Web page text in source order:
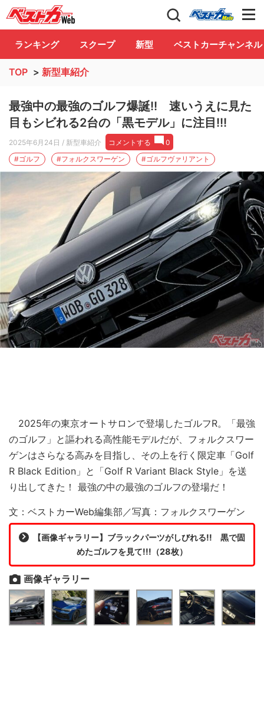
自動車情報誌「ベストカー」 Club
ランキング スクープ 新型 ベストカーチャンネル
TOP > 新型車紹介
最強中の最強のゴルフ爆誕!! 速いうえに見た
目もシビれる2台の「黒モデル」に注目!!!
2025年6月24日 / 新型車紹介 コメントする
0
#ゴルフ
#フォルクスワーゲン #ゴルフヴァリアント
2025年の東京オートサロンで登場したゴルフR。「最強
のゴルフ」と謳われる高性能モデルだが、フォルクスワー
ゲンはさらなる高みを目指し、その上を行く限定車「Golf
R Black Edition」と「Golf R Variant Black Style」を送
り出してきた！ 最強の中の最強のゴルフの登場だ！
文：ベストカーWeb編集部／写真：フォルクスワーゲン
【画像ギャラリー】ブラックパーツがしびれる!! 黒で固
めたゴルフを見て!!!（28枚）
画像ギャラリー